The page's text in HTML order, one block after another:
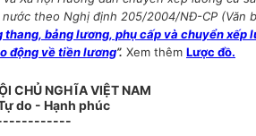
theo Nghị định 205/2004/NĐ-CP (Văn
bảng lương, phụ cấp và chuyển xếp
động về tiền lương”. Xem thêm Lược đồ.
CHỦ NGHĨA VIỆT NAM
do - Hạnh phúc